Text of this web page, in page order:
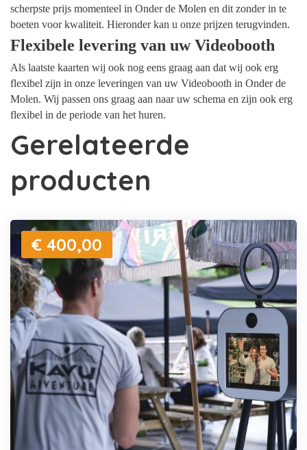
scherpste prijs momenteel in Onder de Molen en dit zonder in te
boeten voor kwaliteit. Hieronder kan u onze prijzen terugvinden.
Flexibele levering van uw Videobooth
Als laatste kaarten wij ook nog eens graag aan dat wij ook erg
flexibel zijn in onze leveringen van uw Videobooth in Onder de
Molen. Wij passen ons graag aan naar uw schema en zijn ook erg
flexibel in de periode van het huren.
Gerelateerde
producten
€ 400,00